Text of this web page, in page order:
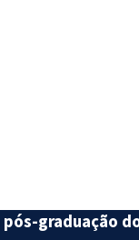
graduação